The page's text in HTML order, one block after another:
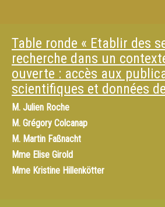
Table ronde « Etablir des
recherche dans un
ouverte : accès aux
scientifiques et données
M. Julien Roche
M. Grégory Colcanap
M. Martin Faßnacht
Mme Elise Girold
Mme Kristine Hillenkötter